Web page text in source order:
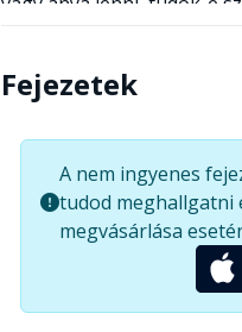
fiatal, akinek elképzelése
orvosok azt mondták,
életünknek - éppúgy,
jövőnket. De hogyan
És mit kezdjünk a
klinikai és pasztorál
Tagja az Amerikai
Szexológiai Társaságnak
édesanyja.
Fejezetek
A nem ingyenes
tudod meghallgatni
megvásárlása